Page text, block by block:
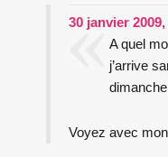
30 janvier 2009,
A quel
j’arrive
Voyez avec